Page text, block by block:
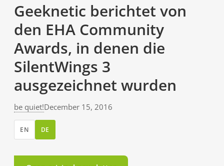
Geeknetic berichtet von
den EHA Community
Awards, in denen die
SilentWings 3
ausgezeichnet wurden
be quiet!December 15, 2016
EN DE